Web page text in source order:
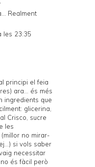
Realment
les 23:35
principi el feia
ara... és més
ingredients que
glicerina,
Crisco, sucre
les
no mirar-
si vols saber
necessitar
és fàcil però